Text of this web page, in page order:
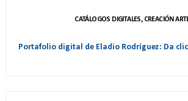
CATÁLOGOS DIGITALES, CREACIÓN
Portafolio digital de Eladio Rodríguez: Da